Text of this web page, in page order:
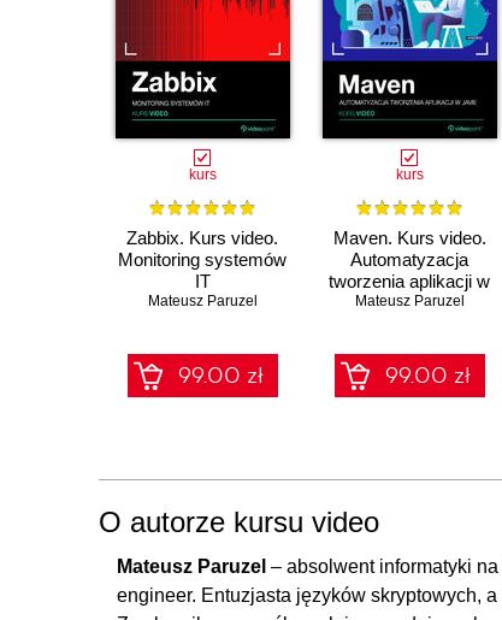
kurs
Zabbix. Kurs video.
Monitoring systemów
IT
Mateusz Paruzel
99.00 zł
kurs
Maven. Kurs video.
Automatyzacja
tworzenia aplikacji w
Javie
Mateusz Paruzel
99.00 zł
O autorze kursu video
Mateusz Paruzel – absolwent informatyki
engineer. Entuzjasta języków skryptowych,